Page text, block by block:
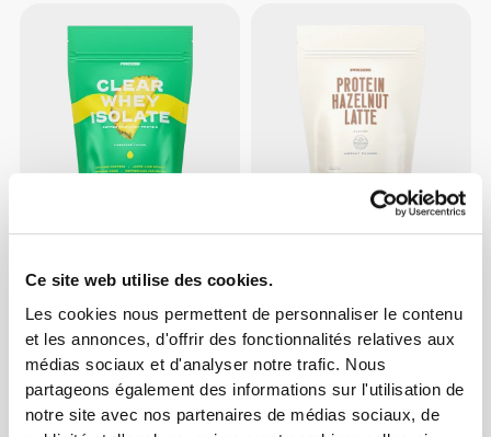
Ce site web utilise des cookies.
Les cookies nous permettent de personnaliser le contenu
et les annonces, d'offrir des fonctionnalités relatives aux
médias sociaux et d'analyser notre trafic. Nous
partageons également des informations sur l'utilisation de
notre site avec nos partenaires de médias sociaux, de
Clear Whey Isolate - Ananas
500 g
Latte à la Noisette Protéiné
400 g